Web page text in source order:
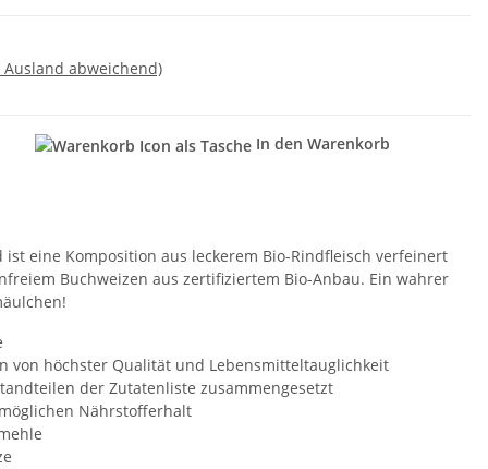
Ausland abweichend)
In den Warenkorb
ist eine Komposition aus leckerem Bio-Rindfleisch verfeinert
Buchweizen aus zertifiziertem Bio-Anbau. Ein wahrer
von höchster Qualität und Lebensmitteltauglichkeit
der Zutatenliste zusammengesetzt
Nährstofferhalt